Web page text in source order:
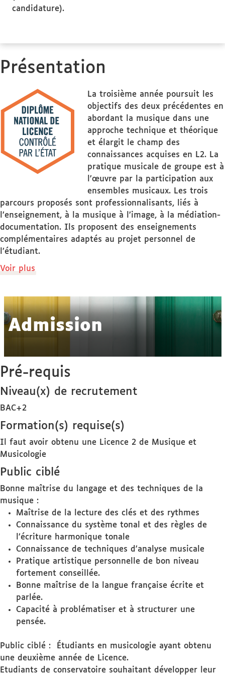
candidature).
Présentation
La troisième année poursuit les
objectifs des deux précédentes en
abordant la musique dans une
approche technique et théorique
et élargit le champ des
connaissances acquises en L2. La
pratique musicale de groupe est à
l’œuvre par la participation aux
ensembles musicaux. Les trois
parcours proposés sont professionnalisants, liés à
l’enseignement, à la musique à l’image, à la médiation-
documentation. Ils proposent des enseignements
complémentaires adaptés au projet personnel de
l’étudiant.
Voir plus
Admission
Pré-requis
Niveau(x) de recrutement
BAC+2
Formation(s) requise(s)
Il faut avoir obtenu une Licence 2 de Musique et
Musicologie
Public ciblé
Bonne maîtrise du langage et des techniques de la
musique :
Maîtrise de la lecture des clés et des rythmes
Connaissance du système tonal et des règles de
l’écriture harmonique tonale
Connaissance de techniques d’analyse musicale
Pratique artistique personnelle de bon niveau
fortement conseillée.
Bonne maîtrise de la langue française écrite et
parlée.
Capacité à problématiser et à structurer une
pensée.
Public ciblé : Étudiants en musicologie ayant obtenu
une deuxième année de Licence.
Etudiants de conservatoire souhaitant développer leur